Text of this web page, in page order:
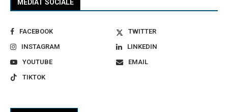
MEDIAT SOCIALE
FACEBOOK
TWITTER
INSTAGRAM
LINKEDIN
YOUTUBE
EMAIL
TIKTOK